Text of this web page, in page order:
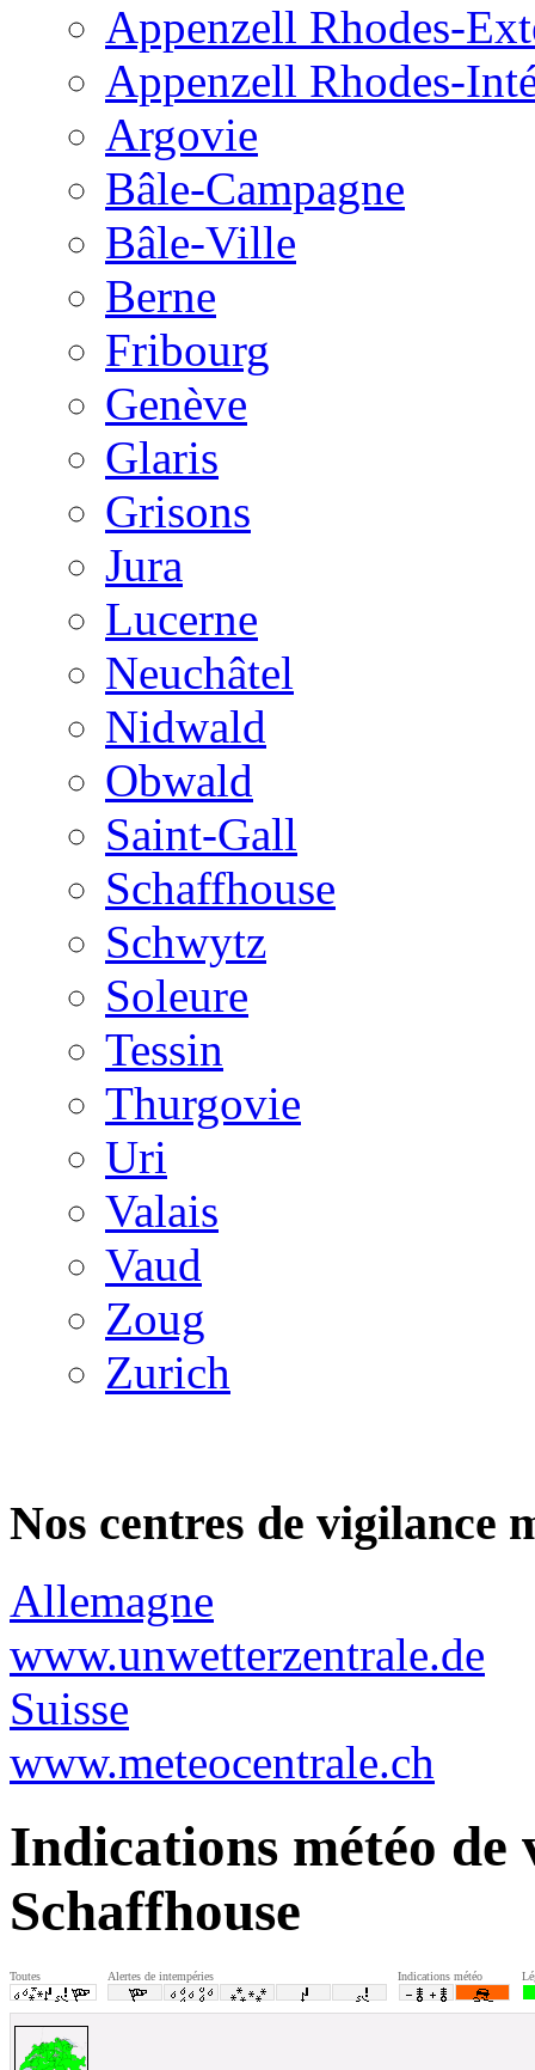
Appenzell Rhodes-
Appenzell Rhodes-
Argovie
Bâle-Campagne
Bâle-Ville
Berne
Fribourg
Genève
Glaris
Grisons
Jura
Lucerne
Neuchâtel
Nidwald
Obwald
Saint-Gall
Schaffhouse
Schwytz
Soleure
Tessin
Thurgovie
Uri
Valais
Vaud
Zoug
Zurich
Nos centres de vigilance
Allemagne
www.unwetterzentrale.de
Suisse
www.meteocentrale.ch
Indications météo de
Schaffhouse
Toutes Alertes de intempéries Indications météo